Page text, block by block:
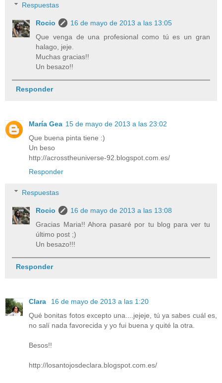
Respuestas
Rocio
16 de mayo de 2013 a las 13:05
Que venga de una profesional como tú es un gran
halago, jeje.
Muchas gracias!!
Un besazo!!
Responder
María Gea 15 de mayo de 2013 a las 23:02
Que buena pinta tiene :)
Un beso
http://acrosstheuniverse-92.blogspot.com.es/
Responder
Respuestas
Rocio
16 de mayo de 2013 a las 13:08
Gracias Maria!! Ahora pasaré por tu blog para ver tu
último post ;)
Un besazo!!!
Responder
Clara
16 de mayo de 2013 a las 1:20
Qué bonitas fotos excepto una....jejeje, tú ya sabes cuál es,
no salí nada favorecida y yo fui buena y quité la otra.
Besos!!
http://losantojosdeclara.blogspot.com.es/